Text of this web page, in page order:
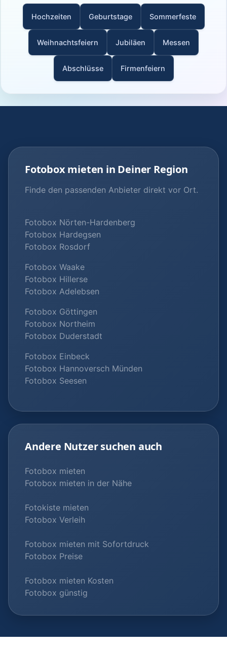
Hochzeiten Geburtstage Sommerfeste
Weihnachtsfeiern Jubiläen Messen
Abschlüsse Firmenfeiern
Fotobox mieten in Deiner Region
Finde den passenden Anbieter direkt vor Ort.
Fotobox Nörten-Hardenberg
Fotobox Hardegsen
Fotobox Rosdorf
Fotobox Waake
Fotobox Hillerse
Fotobox Adelebsen
Fotobox Göttingen
Fotobox Northeim
Fotobox Duderstadt
Fotobox Einbeck
Fotobox Hannoversch Münden
Fotobox Seesen
Andere Nutzer suchen auch
Fotobox mieten
Fotobox mieten in der Nähe
Fotokiste mieten
Fotobox Verleih
Fotobox mieten mit Sofortdruck
Fotobox Preise
Fotobox mieten Kosten
Fotobox günstig